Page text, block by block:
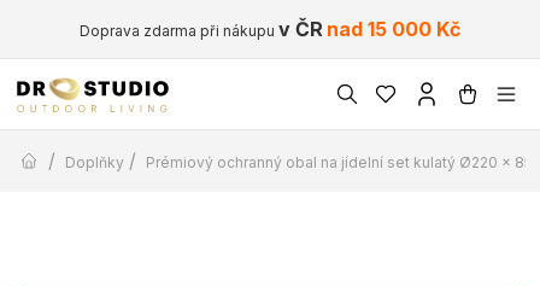
Doprava zdarma při nákupu v ČR nad 15 000 Kč
/ Doplňky / Prémiový ochranný obal na jídelní set kulatý Ø220 x 85